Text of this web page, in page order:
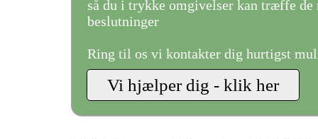
så du i trykke omgivelser kan træffe de
beslutninger
Ring til os vi kontakter dig hurtigst